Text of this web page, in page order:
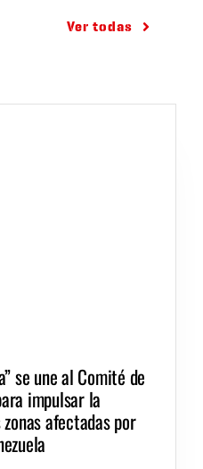
Ver todas
se une al Comité de
impulsar la
afectadas por